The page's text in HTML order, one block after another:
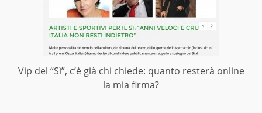
Vip del “Sì”, c’è già chi chiede: quanto resterà online
la mia firma?